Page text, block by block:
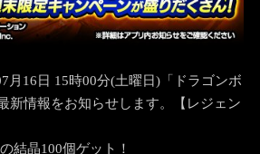
月16日 15時00分(土曜日)「ドラゴンボ
新情報をお知らせします。
【レジェン
結晶100個ゲット！